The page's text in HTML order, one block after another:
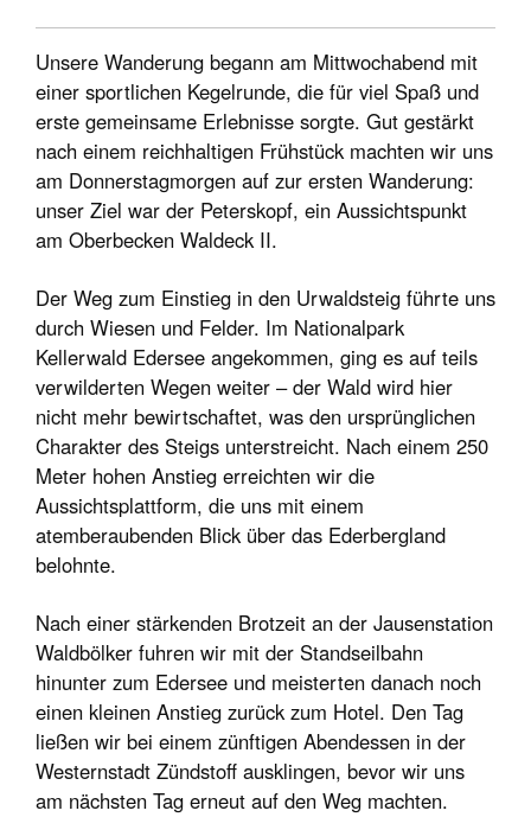
Unsere Wanderung begann am Mittwochabend mit
einer sportlichen Kegelrunde, die für viel Spaß und
erste gemeinsame Erlebnisse sorgte. Gut gestärkt
nach einem reichhaltigen Frühstück machten wir uns
am Donnerstagmorgen auf zur ersten Wanderung:
unser Ziel war der Peterskopf, ein Aussichtspunkt
am Oberbecken Waldeck II.
Der Weg zum Einstieg in den Urwaldsteig führte uns
durch Wiesen und Felder. Im Nationalpark
Kellerwald Edersee angekommen, ging es auf teils
verwilderten Wegen weiter – der Wald wird hier
nicht mehr bewirtschaftet, was den ursprünglichen
Charakter des Steigs unterstreicht. Nach einem 250
Meter hohen Anstieg erreichten wir die
Aussichtsplattform, die uns mit einem
atemberaubenden Blick über das Ederbergland
belohnte.
Nach einer stärkenden Brotzeit an der Jausenstation
Waldbölker fuhren wir mit der Standseilbahn
hinunter zum Edersee und meisterten danach noch
einen kleinen Anstieg zurück zum Hotel. Den Tag
ließen wir bei einem zünftigen Abendessen in der
Westernstadt Zündstoff ausklingen, bevor wir uns
am nächsten Tag erneut auf den Weg machten.